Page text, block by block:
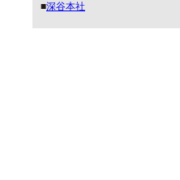
■深谷本社